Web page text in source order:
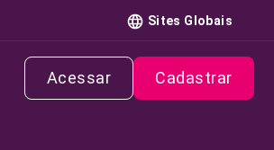
Sites Globais
Acessar Cadastrar